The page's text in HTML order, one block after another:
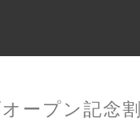
ープン記念割